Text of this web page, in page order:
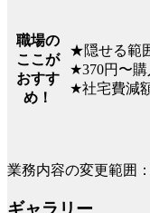
職場の
ここが
おすす
め！
★隠せる範
★370円〜購
★社宅費減
業務内容の変更範囲
ギャラリー